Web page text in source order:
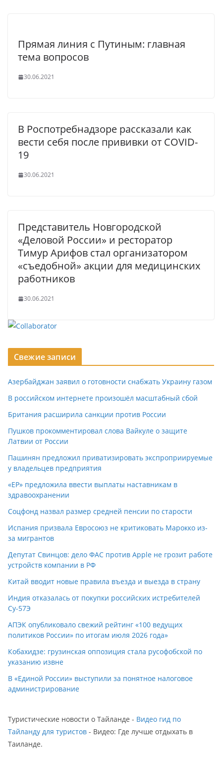
Прямая линия с Путиным: главная
тема вопросов
30.06.2021
В Роспотребнадзоре рассказали как
вести себя после прививки от COVID-
19
30.06.2021
Представитель Новгородской
«Деловой России» и ресторатор
Тимур Арифов стал организатором
«съедобной» акции для медицинских
работников
30.06.2021
Свежие записи
Азербайджан заявил о готовности снабжать Украину газом
В российском интернете произошёл масштабный сбой
Британия расширила санкции против России
Пушков прокомментировал слова Вайкуле о защите
Латвии от России
Пашинян предложил приватизировать экспроприируемые
у владельцев предприятия
«ЕР» предложила ввести выплаты наставникам в
здравоохранении
Соцфонд назвал размер средней пенсии по старости
Испания призвала Евросоюз не критиковать Марокко из-
за мигрантов
Депутат Свинцов: дело ФАС против Apple не грозит работе
устройств компании в РФ
Китай вводит новые правила въезда и выезда в страну
Индия отказалась от покупки российских истребителей
Су-57Э
АПЭК опубликовало свежий рейтинг «100 ведущих
политиков России» по итогам июля 2026 года»
Кобахидзе: грузинская оппозиция стала русофобской по
указанию извне
В «Единой России» выступили за понятное налоговое
администрирование
Туристические новости о Тайланде - Видео гид по
Тайланду для туристов - Видео: Где лучше отдыхать в
Таиланде.